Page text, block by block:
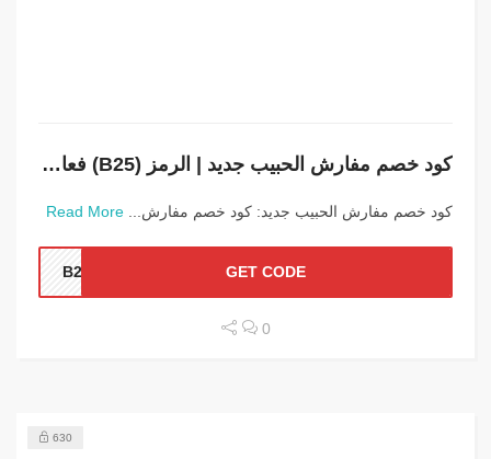
كود خصم مفارش الحبيب جديد | الرمز (B25) فعال على جميع المنتجات
كود خصم مفارش الحبيب جديد: كود خصم مفارش... Read More
GET CODE
0
630